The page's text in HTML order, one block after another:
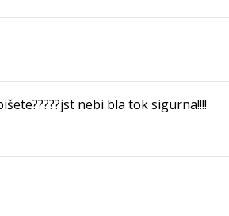
nebi bla tok sigurna!!!!